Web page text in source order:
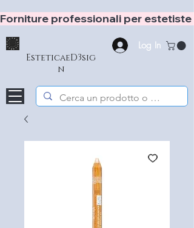
Forniture professionali per
EsteticaeD3sig
n
Log In